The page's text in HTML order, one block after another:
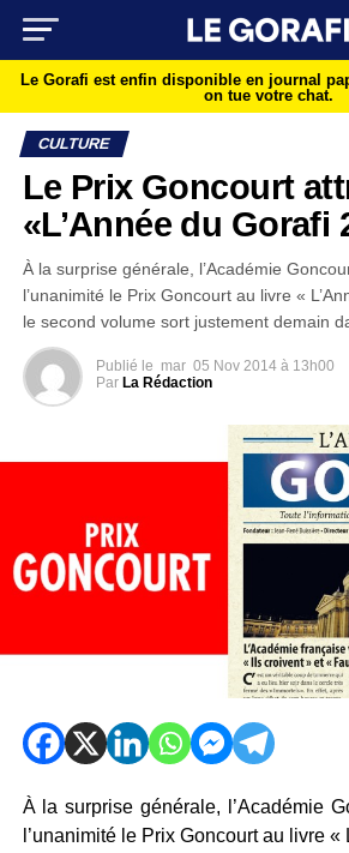
Le Gorafi est enfin disponible en journal
on tue votre chat.
CULTURE
Le Prix Goncourt
«L’Année du Gorafi
À la surprise générale, l’Académie
l’unanimité le Prix Goncourt au livre «
le second volume sort justement demain
Publié le mar 05 Nov 2014 à 13h00
Par La Rédaction
À la surprise générale, l’Académie
l’unanimité le Prix Goncourt au livre «